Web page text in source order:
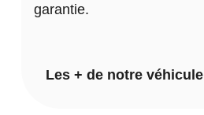
garantie.
Les + de notre véhicule